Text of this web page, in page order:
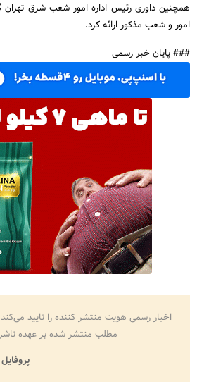
همچنین داوری رئیس اداره امور شعب شرق تهران
امور و شعب مذکور ارائه کرد.
### پایان خبر رسمی
اخبار رسمی هویت منتشر کننده را تایید
مطلب منتشر شده بر عهده